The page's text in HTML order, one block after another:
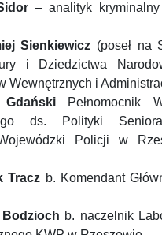
– analityk
Sienkiewicz (poseł na
i Dziedzictwa
Wewnętrznych i
Pełnomocnik
ds. Polityki
Policji w
Tracz b. Komendant
b. naczelnik